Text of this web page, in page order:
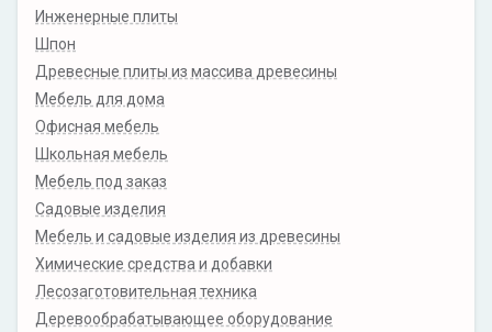
Инженерные плиты
Шпон
Древесные плиты из массива древесины
Мебель для дома
Офисная мебель
Школьная мебель
Мебель под заказ
Садовые изделия
Мебель и садовые изделия из древесины
Химические средства и добавки
Лесозаготовительная техника
Деревообрабатывающее оборудование